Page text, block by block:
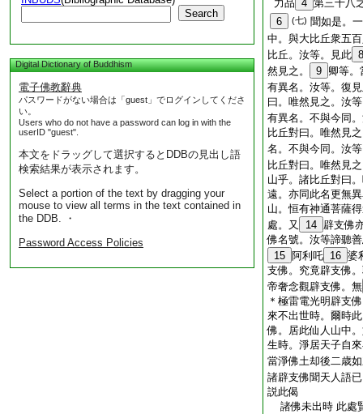
Search
Digital Dictionary of Buddhism
電子佛教辭典
パスワードがない場合は「guest」でログインしてくださ
い。
Users who do not have a password can log in with the
userID "guest".
本文をドラッグして選択するとDDBの見出し語
検索結果が表示されます。
Select a portion of the text by dragging your
mouse to view all terms in the text contained in
the DDB. ・
Password Access Policies
力品 4 第三十八
6
(七) 聞如是。
中。與大比丘衆五
比丘。汝等。見此 8
然見之。
9 卿等。
有異名。汝等。復
曰。唯然見之。汝
有異名。不與今同
比丘對曰。唯然見
名。不與今同。汝
比丘對曰。唯然見
山乎。諸比丘對曰
遠。亦同此名更無
山。恒有神通菩薩
處。又
14 辟支佛
佛名號。汝等諦聽
15 阿利吒 16 婆
支佛。究竟辟支佛
帝奢念觀辟支佛。無
＊極雷電光明辟支
來不出世時。爾時
佛。居此仙人山中
生時。淨居天子自
當淨佛土却後二歳
諸辟支佛聞天人語
説此偈
諸佛未出時 此處